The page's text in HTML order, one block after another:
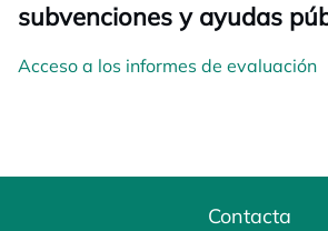
subvenciones y ayudas
Acceso a los informes de evaluación
Contacta